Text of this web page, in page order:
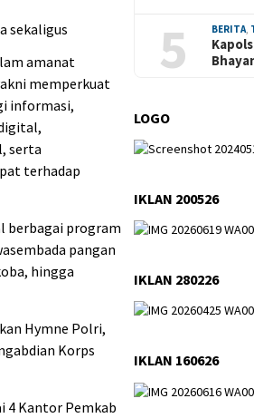
sekaligus
amanat
memperkuat
informasi,
serta
terhadap
berbagai program
pangan
hingga
Hymne Polri,
Korps
4 Kantor Pemkab
5 BERITA,
LOGO
IKLAN 200526
IKLAN 280226
IKLAN 160626